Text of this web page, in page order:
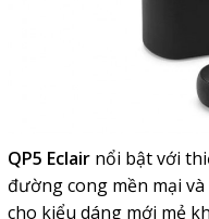
QP5 Eclairnổi bật với
đường cong mền mại
cho kiểu dáng mới mẻ